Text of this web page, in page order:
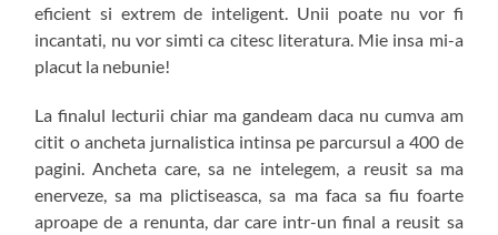
eficient si extrem de inteligent. Unii poate nu vor fi
incantati, nu vor simti ca citesc literatura. Mie insa mi-a
placut la nebunie!
La finalul lecturii chiar ma gandeam daca nu cumva am
citit o ancheta jurnalistica intinsa pe parcursul a 400 de
pagini. Ancheta care, sa ne intelegem, a reusit sa ma
enerveze, sa ma plictiseasca, sa ma faca sa fiu foarte
aproape de a renunta, dar care intr-un final a reusit sa